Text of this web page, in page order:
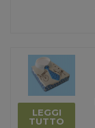
LEGGI
TUTTO